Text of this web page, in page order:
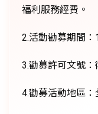
福利服務經費。
2.活動勸募期間
3.勸募許可文號
4.勸募活動地區：